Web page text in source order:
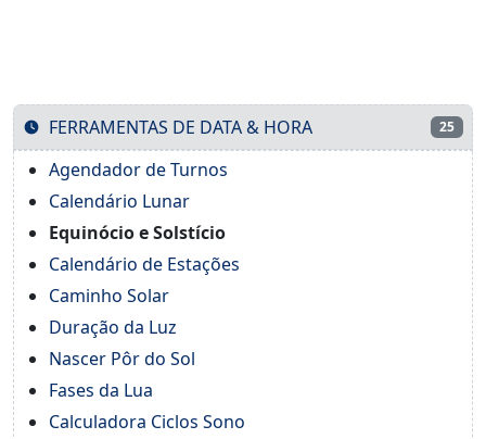
FERRAMENTAS DE DATA & HORA 25
Agendador de Turnos
Calendário Lunar
Equinócio e Solstício
Calendário de Estações
Caminho Solar
Duração da Luz
Nascer Pôr do Sol
Fases da Lua
Calculadora Ciclos Sono